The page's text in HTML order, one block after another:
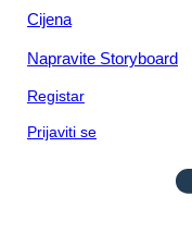
Cijena
Napravite Storyboard
Registar
Prijaviti se
Prikaži kao
dijaprojekciju